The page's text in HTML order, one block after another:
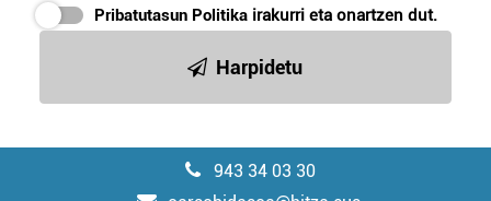
Pribatutasun Politika irakurri eta onartzen dut.
Harpidetu
943 34 03 30